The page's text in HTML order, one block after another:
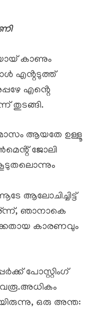
കാണും
എൻ്റടുത്ത്
എൻ്റെ
തുടങ്ങി.
മാസം ആയതേ ഉള്ളൂ
ജോലി
ആലോചിച്ചിട്ട്
ഞാനാകെ
കാരണവും
പോസ്റ്റിംഗ്
വരൂ.അധികം
ഒരു അന്ത: